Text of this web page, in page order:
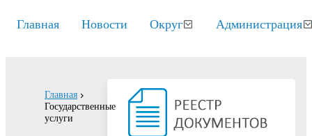
Главная Новости Округ Администрация
Главная
Государственные
услуги